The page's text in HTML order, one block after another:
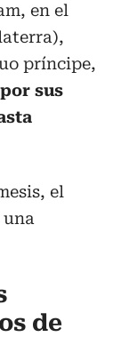
en el
príncipe,
sus
el
de